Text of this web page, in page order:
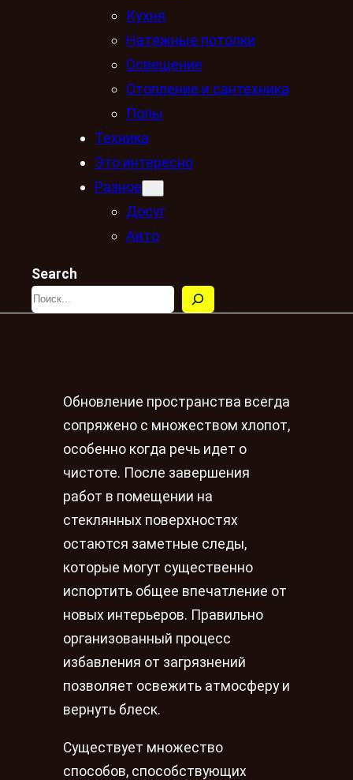
Кухня
Натяжные потолки
Освещение
Отопление и сантехника
Полы
Техника
Это интересно
Разное
Досуг
Авто
Search
Обновление пространства всегда
сопряжено с множеством хлопот,
особенно когда речь идет о
чистоте. После завершения
работ в помещении на
стеклянных поверхностях
остаются заметные следы,
которые могут существенно
испортить общее впечатление от
новых интерьеров. Правильно
организованный процесс
избавления от загрязнений
позволяет освежить атмосферу и
вернуть блеск.
Существует множество
способов, способствующих